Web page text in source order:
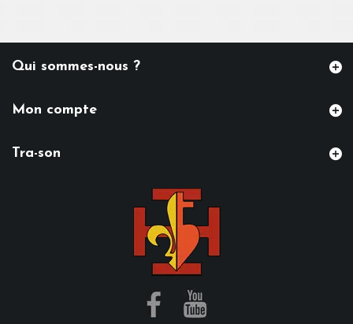
Qui sommes-nous ?
Mon compte
Tra-son